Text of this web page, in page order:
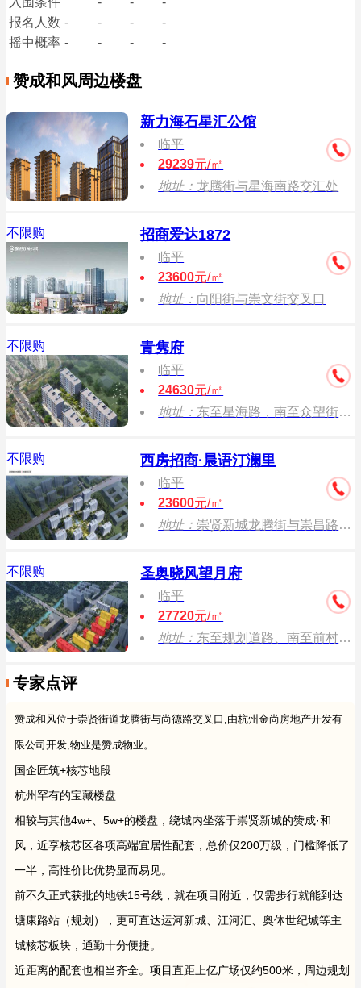
报名 人数 - - -
-
摇中概率 - - - -
赞成和风周边楼盘
新力海石星汇公馆
临平
29239元/㎡
地址： 龙腾街与星海南路交汇处
不限购 招商爱达1872
临平
23600元/㎡
地址： 向阳街与崇文街交叉口
不限购 青隽府
临平
24630元/㎡
地址： 东至星海路，南至众望街，西至施家浜东侧绿化带，北至绕城高速南侧绿化带
不限购 西房招商·晨语汀澜里
临平
23600元/㎡
地址： 崇贤新城龙腾街与崇昌路交汇处西南侧
不限购 圣奥晓风望月府
临平
27720元/㎡
地址： 东至规划道路、南至前村街、西至崇超路、北至众望街
专家点评
赞成和风位于崇贤街道龙腾街与尚德路交叉口,由杭州金尚房地产开发有
限公司开发,物业是赞成物业。
国企匠筑+核芯地段
杭州罕有的宝藏楼盘
相较与其他4w+、5w+的楼盘，绕城内坐落于崇贤新城的赞成·和
风，近享核芯区各项高端宜居性配套，总价仅200万级，门槛降低了
一半，高性价比优势显而易见。
前不久正式获批的地铁15号线，就在项目附近，仅需步行就能到达
塘康路站（规划），更可直达运河新城、江河汇、奥体世纪城等主
城核芯板块，通勤十分便捷。
近距离的配套也相当齐全。项目直距上亿广场仅约500米，周边规划